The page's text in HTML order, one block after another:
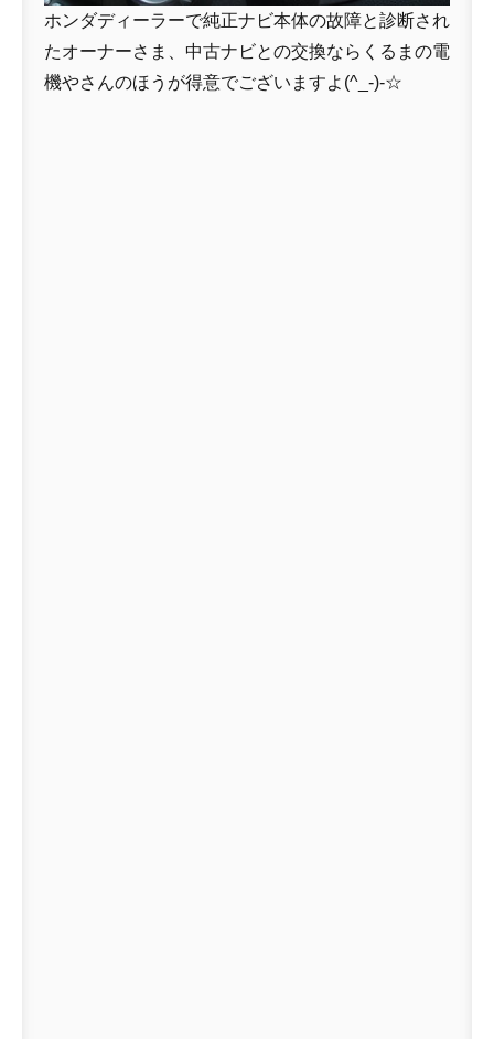
ホンダディーラーで純正ナビ本体の故障と診断され
たオーナーさま、中古ナビとの交換ならくるまの電
機やさんのほうが得意でございますよ(^_-)-☆